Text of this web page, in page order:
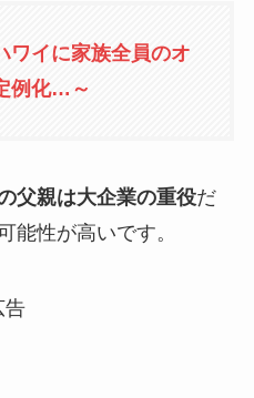
ワイに家族全員のオ
例化…～
父親は大企業の重役だ
能性が高いです。
告